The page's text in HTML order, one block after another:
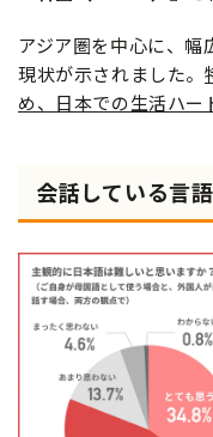
アジア圏を中心に、幅
現状が示されました。
め、日本での生活ハー
会話している言